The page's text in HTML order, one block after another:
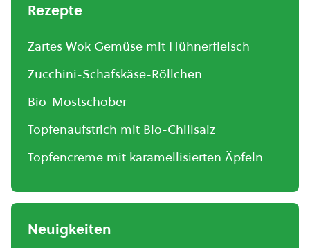
Rezepte
Zartes Wok Gemüse mit Hühnerfleisch
Zucchini-Schafskäse-Röllchen
Bio-Mostschober
Topfenaufstrich mit Bio-Chilisalz
Topfencreme mit karamellisierten Äpfeln
Neuigkeiten